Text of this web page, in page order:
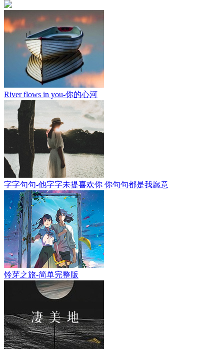
River flows in you-你的心河
字字句句-他字字未提喜欢你 你句句都是我愿意
铃芽之旅-简单完整版